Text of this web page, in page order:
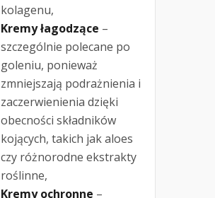
kolagenu,
Kremy łagodzące –
szczególnie polecane po
goleniu, ponieważ
zmniejszają podrażnienia i
zaczerwienienia dzięki
obecności składników
kojących, takich jak aloes
czy różnorodne ekstrakty
roślinne,
Kremy ochronne –